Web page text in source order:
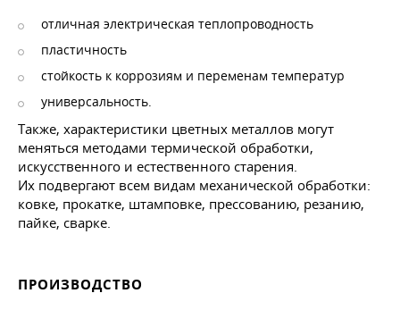
отличная электрическая теплопроводность
пластичность
стойкость к коррозиям и переменам температур
универсальность.
Также, характеристики цветных металлов могут
меняться методами термической обработки,
искусственного и естественного старения.
Их подвергают всем видам механической обработки:
ковке, прокатке, штамповке, прессованию, резанию,
пайке, сварке.
ПРОИЗВОДСТВО